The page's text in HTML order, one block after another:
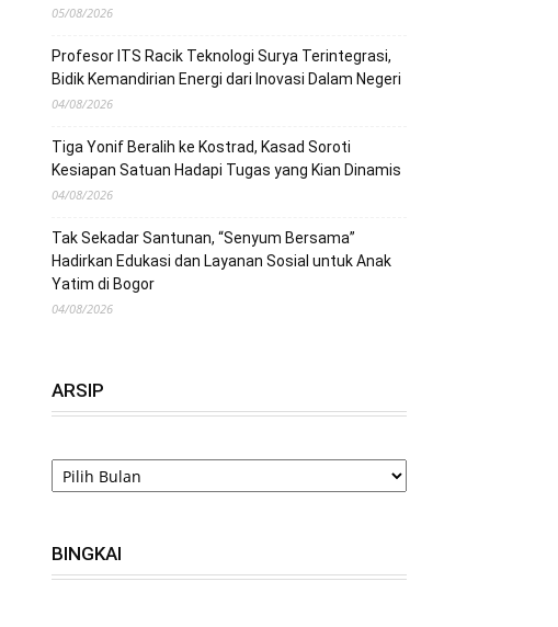
05/08/2026
Profesor ITS Racik Teknologi Surya Terintegrasi,
Bidik Kemandirian Energi dari Inovasi Dalam Negeri
04/08/2026
Tiga Yonif Beralih ke Kostrad, Kasad Soroti
Kesiapan Satuan Hadapi Tugas yang Kian Dinamis
04/08/2026
Tak Sekadar Santunan, “Senyum Bersama”
Hadirkan Edukasi dan Layanan Sosial untuk Anak
Yatim di Bogor
04/08/2026
ARSIP
ARSIP
BINGKAI